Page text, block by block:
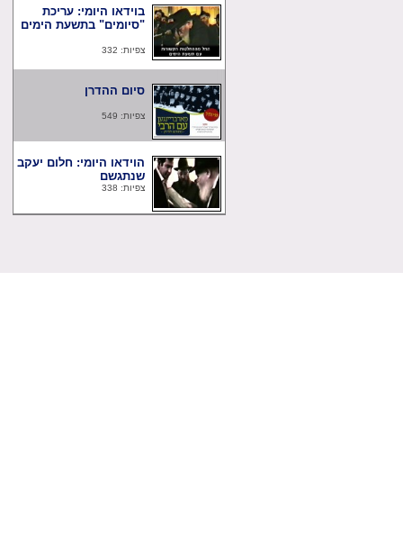
בוידאו היומי: עריכת
"סיומים" בתשעת הימים
צפיות: 332
סיום ההדרן
צפיות: 549
הוידאו היומי: חלום יעקב
שנתגשם
צפיות: 338